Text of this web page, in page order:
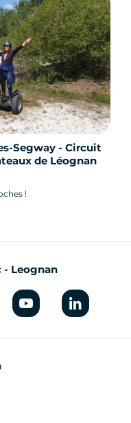
Segway - Circuit
de Léognan
!
- Leognan